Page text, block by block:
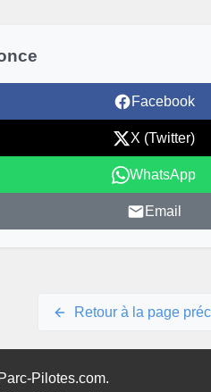
Facebook
X (Twitter)
WhatsApp
Email
Retour à la page
Pilotes.com.